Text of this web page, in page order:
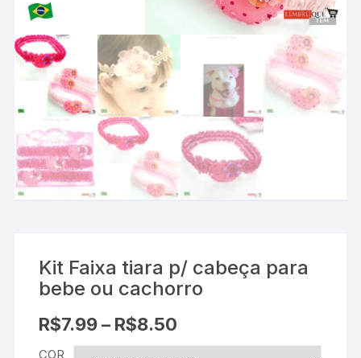
Kit Faixa tiara p/ cabeça para
bebe ou cachorro
R$7.99– R$8.50
COR